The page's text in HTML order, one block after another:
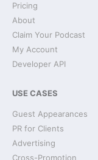
Pricing
About
Claim Your Podcast
My Account
Developer API
USE CASES
Guest Appearances
PR for Clients
Advertising
Cross-Promotion